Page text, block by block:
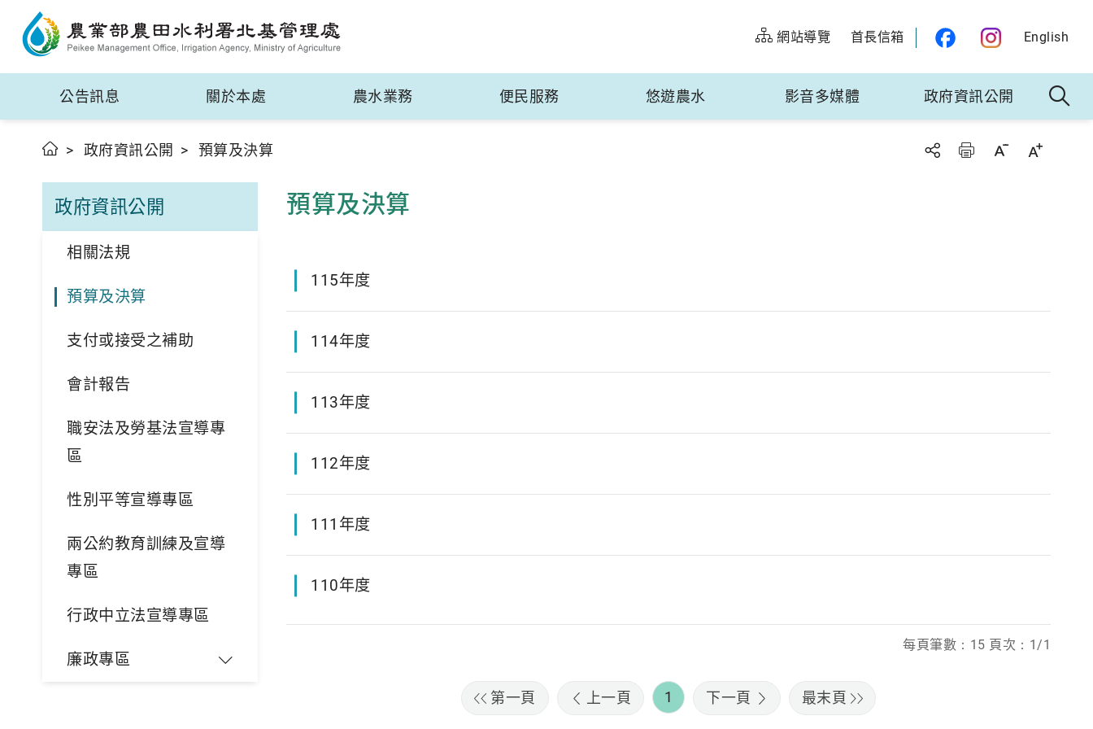
網站導覽 首長信箱 English
公告訊息 關於本處 農水業務 便民服務 悠遊農水 影音多媒體 政府資訊公開
政府資訊公開 預算及決算
政府資訊公開
相關法規
預算及決算
支付或接受之補助
會計報告
職安法及勞基法宣導專
區
性別平等宣導專區
兩公約教育訓練及宣導
專區
行政中立法宣導專區
廉政專區
預算及決算
115年度
114年度
113年度
112年度
111年度
110年度
每頁筆數：15 頁次：1/1
第一頁 上一頁 1 下一頁 最末頁